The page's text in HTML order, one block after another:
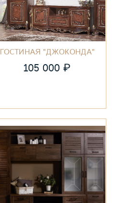
ГОСТИНАЯ "ДЖОКОНДА"
105 000₽